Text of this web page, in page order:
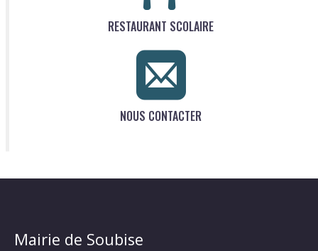
RESTAURANT SCOLAIRE
NOUS CONTACTER
Mairie de Soubise